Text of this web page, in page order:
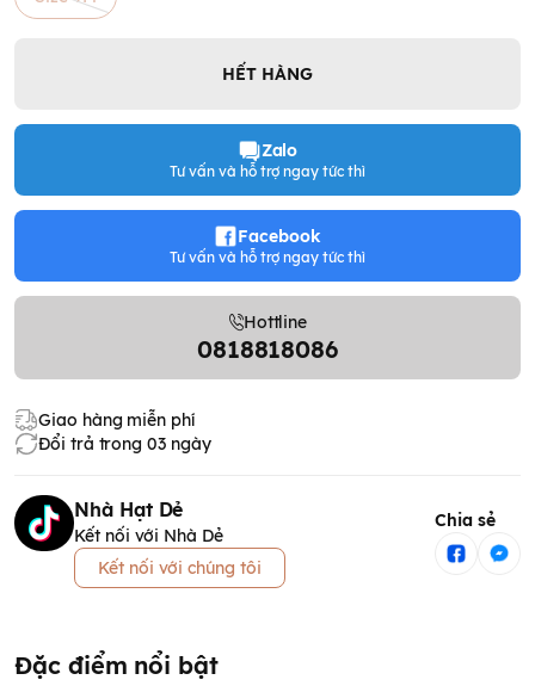
HẾT HÀNG
Zalo
Tư vấn và hỗ trợ ngay tức thì
Facebook
Tư vấn và hỗ trợ ngay tức thì
Hottline
0818818086
Giao hàng miễn phí
Đổi trả trong 03 ngày
Nhà Hạt Dẻ
Kết nối với Nhà Dẻ
Kết nối với chúng tôi
Chia sẻ
Đặc điểm nổi bật